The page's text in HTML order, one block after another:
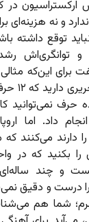
ارکستراسیون در
و نه هزینه‌ای
توقع داشته
توانگری‌اش
برای این‌که
کنید
دارند می‌کنند که
بکنید که در
و چند
را درست و دقیق
شما هم